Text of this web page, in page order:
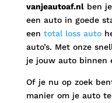
vanjeautoaf.nlben je
een auto in goede
een total loss auto
auto’s. Met onze
je jouw auto binnen
Of je nu op zoek
manier om je auto